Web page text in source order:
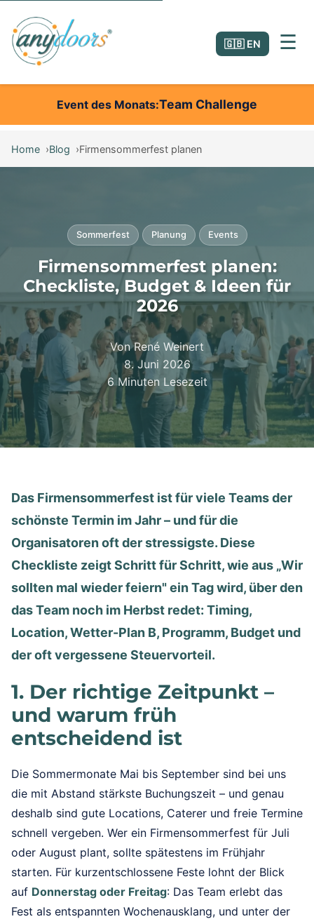
🇬🇧 EN ☰
Event des Monats Team Challenge
Home Blog Firmensommerfest planen
Sommerfest Planung Events
Firmensommerfest planen:
Checkliste, Budget & Ideen für
2026
Von René Weinert
8. Juni 2026
6 Minuten Lesezeit
Das Firmensommerfest ist für viele Teams der
schönste Termin im Jahr – und für die
Organisatoren oft der stressigste. Diese
Checkliste zeigt Schritt für Schritt, wie aus „Wir
sollten mal wieder feiern" ein Tag wird, über den
das Team noch im Herbst redet: Timing,
Location, Wetter-Plan B, Programm, Budget und
der oft vergessene Steuervorteil.
1. Der richtige Zeitpunkt –
und warum früh
entscheidend ist
Die Sommermonate Mai bis September sind bei uns
die mit Abstand stärkste Buchungszeit – und genau
deshalb sind gute Locations, Caterer und freie Termine
schnell vergeben. Wer ein Firmensommerfest für Juli
oder August plant, sollte spätestens im Frühjahr
starten. Für kurzentschlossene Feste lohnt der Blick
auf Donnerstag oder Freitag: Das Team erlebt das
Fest als entspannten Wochenausklang, und unter der